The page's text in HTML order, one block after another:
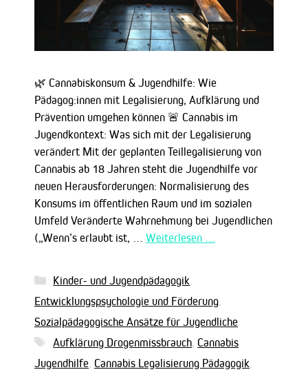
🌿 Cannabiskonsum & Jugendhilfe: Wie
Pädagog:innen mit Legalisierung, Aufklärung und
Prävention umgehen können 🚨 Cannabis im
Jugendkontext: Was sich mit der Legalisierung
verändert Mit der geplanten Teillegalisierung von
Cannabis ab 18 Jahren steht die Jugendhilfe vor
neuen Herausforderungen: Normalisierung des
Konsums im öffentlichen Raum und im sozialen
Umfeld Veränderte Wahrnehmung bei Jugendlichen
(„Wenn’s erlaubt ist, … Weiterlesen …
Kategorien
Kinder- und Jugendpädagogik
Entwicklungspsychologie und Förderung
Sozialpädagogische Ansätze für Jugendliche
Schlagwörter
Aufklärung Drogenmissbrauch Cannabis
Jugendhilfe Cannabis Legalisierung Pädagogik